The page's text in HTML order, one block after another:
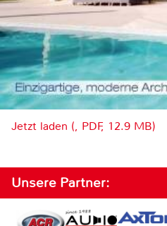
Jetzt laden (, PDF, 12.9 MB)
Unsere Partner: